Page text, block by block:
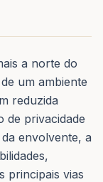
a norte do
um ambiente
reduzida
de privacidade
envolvente, a
principais vias